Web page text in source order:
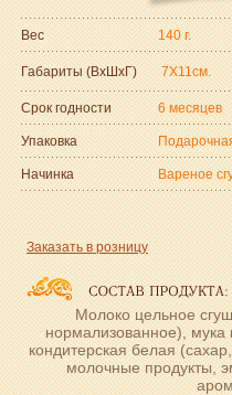
Вес 140 г.
Габариты (ВxШxГ) 7Х11см.
Срок годности 6 месяцев
Упаковка
Начинка Вареное
Заказать в розницу
Молоко цельное
нормализованное), мука
кондитерская белая
молочные продукты,